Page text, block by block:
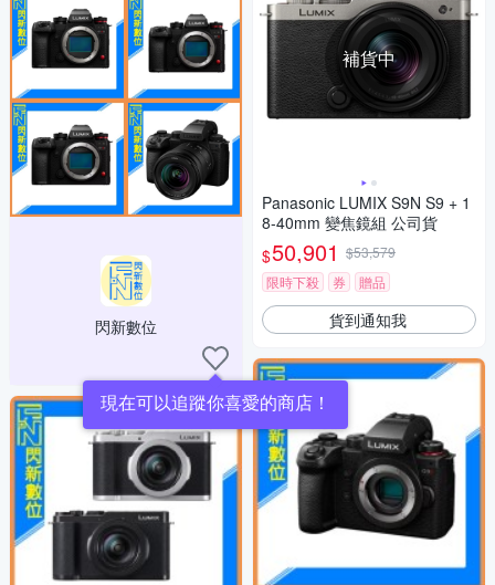
閃新數位
現在可以追蹤你喜愛的商店！
補貨中
Panasonic LUMIX S9N S9 + 1
8-40mm 變焦鏡組 公司貨
$50,901 $53,579
限時下殺
券 贈品
貨到通知我